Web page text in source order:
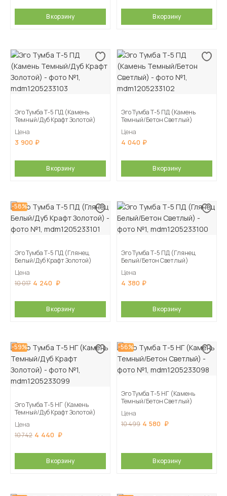
В корзину В корзину
Эго Тумба Т-5 ПД (Камень
Темный/Дуб Крафт Золотой)
Цена
3 900
В корзину
Эго Тумба Т-5 ПД (Камень
Темный/Бетон Светлый)
Цена
4 040
В корзину
-58%
Эго Тумба Т-5 ПД (Глянец
Белый/Дуб Крафт Золотой)
Цена
10 017 4 240
В корзину
Эго Тумба Т-5 ПД (Глянец
Белый/Бетон Светлый)
Цена
4 380
В корзину
-59%
Эго Тумба Т-5 НГ (Камень
Темный/Дуб Крафт Золотой)
Цена
10 742 4 440
В корзину
-56%
Эго Тумба Т-5 НГ (Камень
Темный/Бетон Светлый)
Цена
10 499 4 580
В корзину